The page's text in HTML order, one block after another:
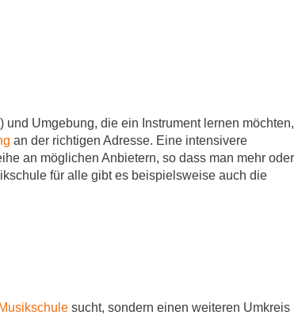
Umgebung, die ein Instrument lernen möchten,
an der richtigen Adresse. Eine intensivere
an möglichen Anbietern, so dass man mehr oder
für alle gibt es beispielsweise auch die
Musikschule sucht, sondern einen weiteren Umkreis